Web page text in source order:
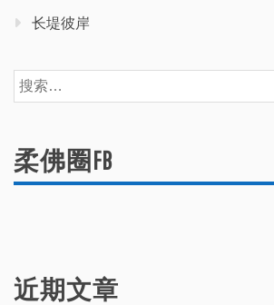
长堤彼岸
搜
索：
柔佛圈FB
近期文章